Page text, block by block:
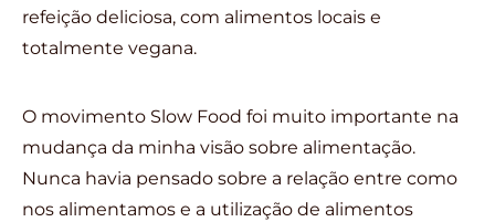
refeição deliciosa, com alimentos locais e
totalmente vegana.
O movimento Slow Food foi muito importante na
mudança da minha visão sobre alimentação.
Nunca havia pensado sobre a relação entre como
nos alimentamos e a utilização de alimentos